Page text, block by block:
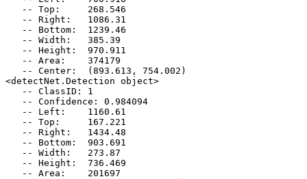
   -- Top:     268.546
   -- Right:   1086.31
   -- Bottom:  1239.46
   -- Width:   385.39
   -- Height:  970.911
   -- Area:    374179
   -- Center:  (893.613, 754.002)
<detectNet.Detection object>
   -- ClassID: 1
   -- Confidence: 0.984094
   -- Left:    1160.61
   -- Top:     167.221
   -- Right:   1434.48
   -- Bottom:  903.691
   -- Width:   273.87
   -- Height:  736.469
   -- Area:    201697